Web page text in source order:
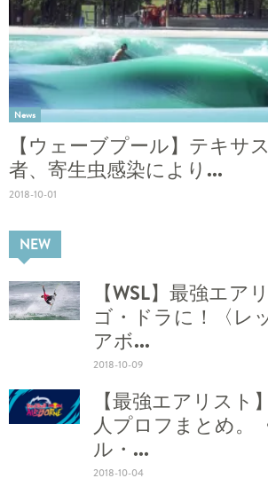
News
【ウェーブプール】テキサ
者、寄生虫感染により...
2018-10-01
NEW
【WSL】最強エア
ゴ・ドラに！〈レ
アボ...
2018-10-09
【最強エアリスト
人プロフまとめ。
ル・...
2018-10-04